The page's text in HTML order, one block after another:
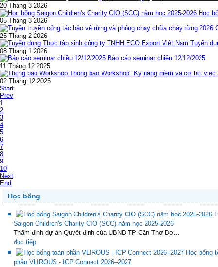
20 Tháng 3 2026
Học
05 Tháng 3 2026
25 Tháng 2 2026
Tuyển
08 Tháng 1 2026
Báo cáo seminar chiều 12/12/2025
11 Tháng 12 2025
Thông báo Workshop" Kỹ năng mềm và cơ hội việc
02 Tháng 12 2025
Start
Prev
1
2
3
4
5
6
7
8
9
10
Next
End
Học bổng
Saigon Children's Charity CIO (SCC) năm học 2025-2026
Thẩm định dự án Quyết định của UBND TP Cần Thơ Đơ...
đọc tiếp
Học bổng
phần VLIROUS - ICP Connect 2026–2027